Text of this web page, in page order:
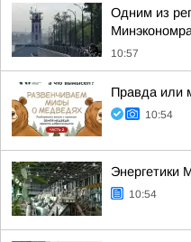
Одним из
10:57
Правда или
10:54
Энергетики
10:54